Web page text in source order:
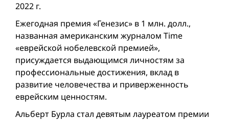
2022 г.
Ежегодная премия «Генезис» в 1 млн. долл.,
названная американским журналом Time
«еврейской нобелевской премией»,
присуждается выдающимся личностям за
профессиональные достижения, вклад в
развитие человечества и приверженность
еврейским ценностям.
Альберт Бурла стал девятым лауреатом премии